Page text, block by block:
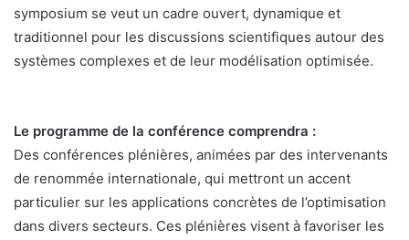
symposium se veut un cadre ouvert, dynamique et
traditionnel pour les discussions scientifiques autour des
systèmes complexes et de leur modélisation optimisée.
Le programme de la conférence comprendra :
Des conférences plénières, animées par des intervenants
de renommée internationale, qui mettront un accent
particulier sur les applications concrètes de l’optimisation
dans divers secteurs. Ces plénières visent à favoriser les